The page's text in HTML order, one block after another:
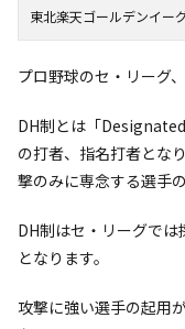
東北楽天ゴールデンイー
プロ野球のセ・リーグ
DH制とは「
の打者、指名打者とな
撃のみに専念する選手の
DH制はセ・リーグで
となります。
攻撃に強い選手の起用